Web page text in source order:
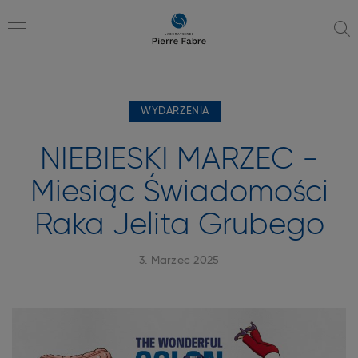
do
do
WYDARZENIA
NIEBIESKI MARZEC -
Miesiąc Świadomości
Raka Jelita Grubego
3. Marzec 2025